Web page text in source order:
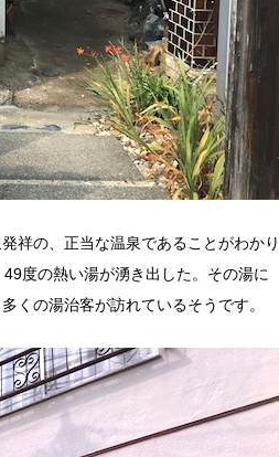
祥の、正当な温泉であることがわかり
度の熱い湯が湧き出した。その湯に
くの湯治客が訪れているそうです。